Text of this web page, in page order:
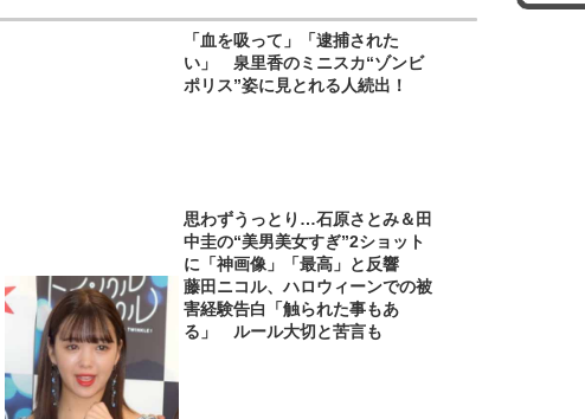
「血を吸って」「逮捕された
い」 泉里香のミニスカ“ゾンビ
ポリス”姿に見とれる人続出！
思わずうっとり…石原さとみ＆田
中圭の“美男美女すぎ”2ショット
に「神画像」「最高」と反響
藤田ニコル、ハロウィーンでの被
害経験告白「触られた事もあ
る」 ルール大切と苦言も